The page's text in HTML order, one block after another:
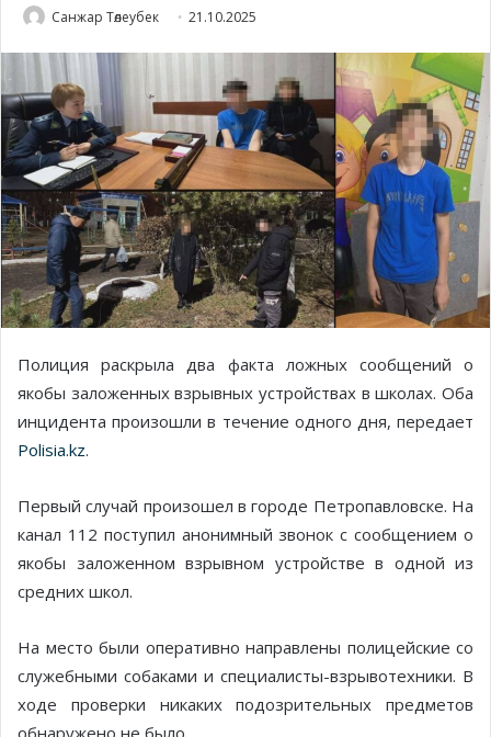
Санжар Төлеубек 21.10.2025
Полиция раскрыла два факта ложных сообщений о
якобы заложенных взрывных устройствах в школах. Оба
инцидента произошли в течение одного дня, передает
Polisia.kz.
Первый случай произошел в городе Петропавловске. На
канал 112 поступил анонимный звонок с сообщением о
якобы заложенном взрывном устройстве в одной из
средних школ.
На место были оперативно направлены полицейские со
служебными собаками и специалисты-взрывотехники. В
ходе проверки никаких подозрительных предметов